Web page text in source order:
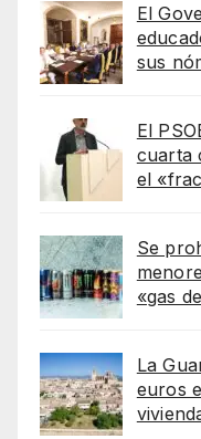
El
sus
El
cuarta
el
Se
«gas
La
euros